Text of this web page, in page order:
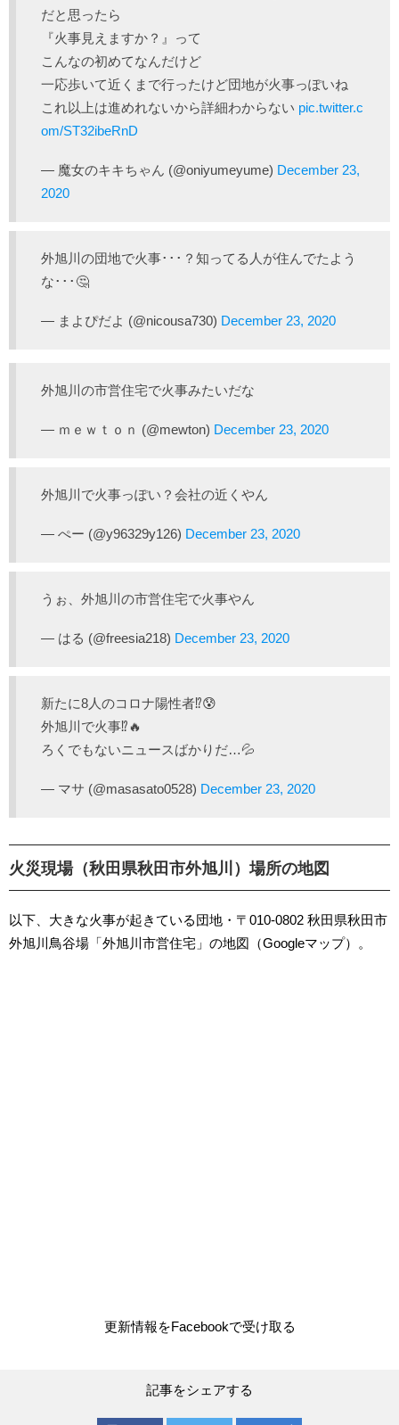
だと思ったら
『火事見えますか？』って
こんなの初めてなんだけど
一応歩いて近くまで行ったけど団地が火事っぽいね
これ以上は進めれないから詳細わからない pic.twitter.c
om/ST32ibeRnD
— 魔女のキキちゃん (@oniyumeyume) December 23,
2020
外旭川の団地で火事･･･？知ってる人が住んでたよう
な･･･🤔
— まよぴだよ (@nicousa730) December 23, 2020
外旭川の市営住宅で火事みたいだな
— ｍｅｗｔｏｎ (@mewton) December 23, 2020
外旭川で火事っぽい？会社の近くやん
— ぺー (@y96329y126) December 23, 2020
うぉ、外旭川の市営住宅で火事やん
— はる (@freesia218) December 23, 2020
新たに8人のコロナ陽性者⁉️😰
外旭川で火事⁉️🔥
ろくでもないニュースばかりだ…💦
— マサ (@masasato0528) December 23, 2020
火災現場（秋田県秋田市外旭川）場所の地図
以下、大きな火事が起きている団地・〒010-0802 秋田県秋田市
外旭川鳥谷場「外旭川市営住宅」の地図（Googleマップ）。
更新情報をFacebookで受け取る
記事をシェアする